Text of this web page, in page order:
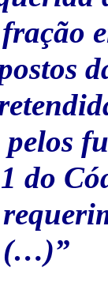
pelos
1 do
(…)”